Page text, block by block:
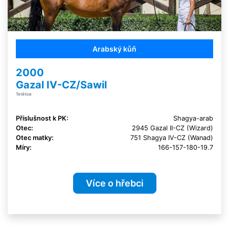
Arabský kůň
2000
Gazal IV-CZ/Sawil
Tetětice
Příslušnost k PK:
Shagya-arab
Otec:
2945 Gazal II-CZ (Wizard)
Otec matky:
751 Shagya IV-CZ (Wanad)
Míry:
166-157-180-19.7
Více o hřebci